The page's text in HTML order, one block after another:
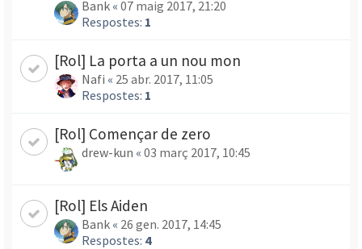
Bank « 07 maig 2017, 21:20
Respostes: 1
[Rol] La porta a un nou mon
Nafi « 25 abr. 2017, 11:05
Respostes: 1
[Rol] Començar de zero
drew-kun « 03 març 2017, 10:45
[Rol] Els Aiden
Bank « 26 gen. 2017, 14:45
Respostes: 4